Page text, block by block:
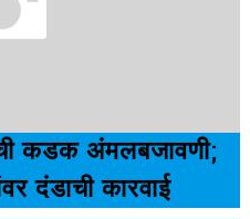
कडक अंमलबजावणी;
दंडाची कारवाई